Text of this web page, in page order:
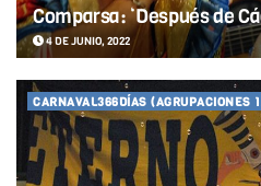
Comparsa: ‘Después de
4 DE JUNIO, 2022
CARNAVAL366DÍAS (AGRUPACIONES